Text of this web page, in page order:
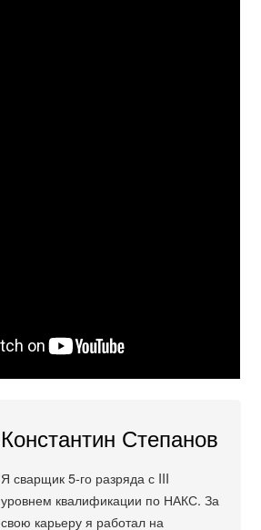
Константин Степанов
Я сварщик 5-го разряда с III
уровнем квалификации по НАКС. За
свою карьеру я работал на